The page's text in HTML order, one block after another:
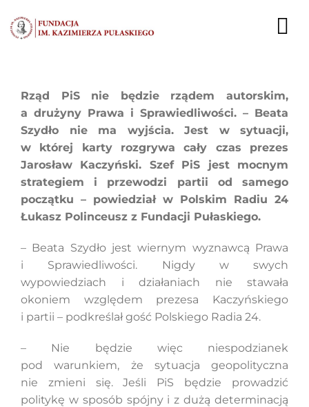
do
zawartości
EKSPERCI
PUBLIKACJE
DZIAŁALNOŚĆ
FUNDACJA
KARIERA
KONTAKT
Szukaj
Rząd PiS nie będzie rządem autorskim,
a drużyny Prawa i Sprawiedliwości. – Beata
Szydło nie ma wyjścia. Jest w sytuacji,
w której karty rozgrywa cały czas prezes
Jarosław Kaczyński. Szef PiS jest mocnym
strategiem i przewodzi partii od samego
początku – powiedział w Polskim Radiu 24
Łukasz Polinceusz z Fundacji Pułaskiego.
– Beata Szydło jest wiernym wyznawcą Prawa
i Sprawiedliwości. Nigdy w swych
wypowiedziach i działaniach nie stawała
okoniem względem prezesa Kaczyńskiego
i partii – podkreślał gość Polskiego Radia 24.
– Nie będzie więc niespodzianek
pod warunkiem, że sytuacja geopolityczna
nie zmieni się. Jeśli PiS będzie prowadzić
politykę w sposób spójny i z dużą determinacją